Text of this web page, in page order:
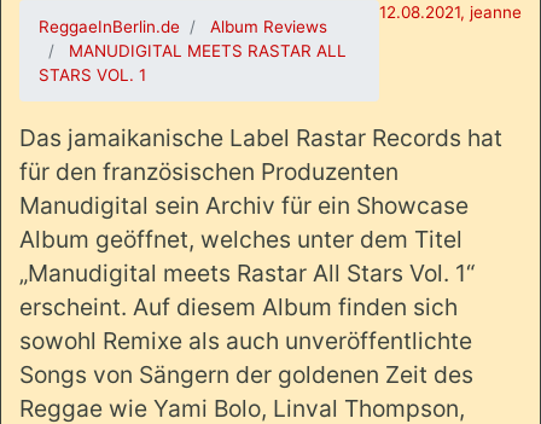
12.08.2021, jeanne
ReggaeInBerlin.de
Album Reviews
MANUDIGITAL MEETS RASTAR ALL
STARS VOL. 1
Das jamaikanische Label Rastar Records hat
für den französischen Produzenten
Manudigital sein Archiv für ein Showcase
Album geöffnet, welches unter dem Titel
„Manudigital meets Rastar All Stars Vol. 1“
erscheint. Auf diesem Album finden sich
sowohl Remixe als auch unveröffentlichte
Songs von Sängern der goldenen Zeit des
Reggae wie Yami Bolo, Linval Thompson,